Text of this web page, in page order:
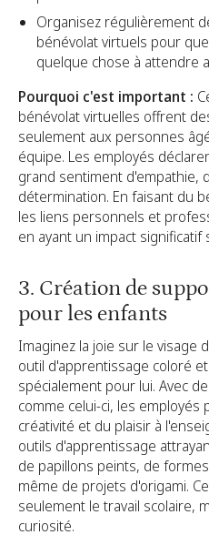
Organisez régulièrement
bénévolat virtuels pour
quelque chose à attendre
Pourquoi c'est important :
bénévolat virtuelles offrent
seulement aux personnes
équipe. Les employés
grand sentiment d'empathie,
détermination. En faisant du
les liens personnels et
en ayant un impact significatif
3. Création de
pour les enfants
Imaginez la joie sur le visage
outil d'apprentissage coloré
spécialement pour lui. Avec
comme celui-ci, les
créativité et du plaisir à
outils d'apprentissage
de papillons peints, de
même de projets d'origami.
seulement le travail scolaire,
curiosité.